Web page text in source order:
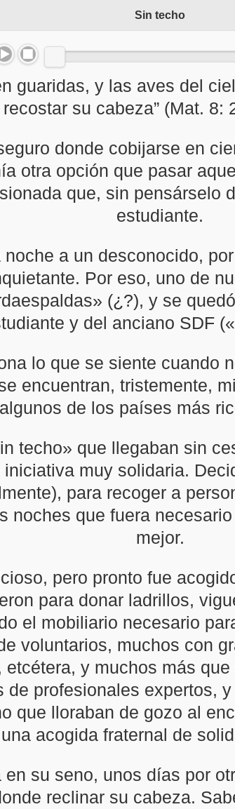
Sin techo
guaridas, y las aves del
su cabeza” (Mat. 8:
donde cobijarse en
otra opción que pasar
que, sin pensárselo
estudiante.
a un desconocido,
Por eso, uno de
(¿?), y se
y del anciano SDF
lo que se siente cuando
encuentran, tristemente,
de los países más
techo» que llegaban sin
muy solidaria.
para recoger a
noches que fuera
mejor.
pero pronto fue
para donar ladrillos,
el mobiliario necesario
voluntarios, muchos con
y muchos más
profesionales expertos,
que lloraban de gozo al
acogida fraternal de
su seno, unos días por
reclinar su cabeza.